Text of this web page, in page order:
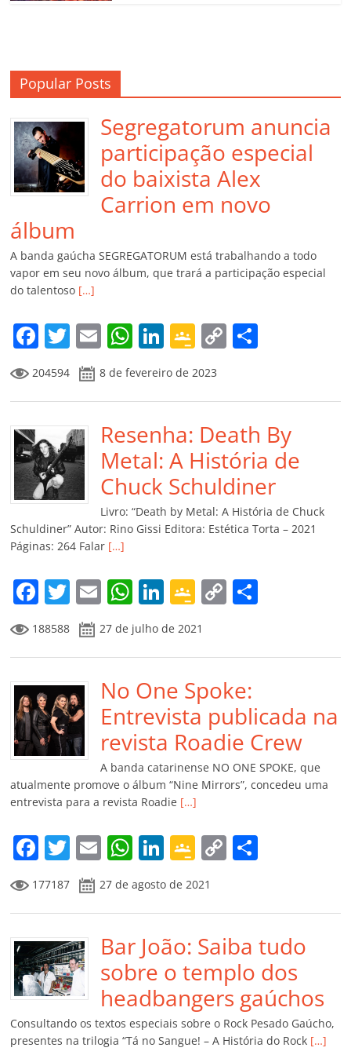
Popular Posts
Segregatorum anuncia
participação especial
do baixista Alex
Carrion em novo
álbum
A banda gaúcha SEGREGATORUM está trabalhando a todo
vapor em seu novo álbum, que trará a participação especial
do talentoso […]
F
a
c
e
b
o
o
k
T
w
itt
er
E
m
ai
l
W
h
at
s
A
p
p
Li
n
k
e
dI
n
G
o
o
gl
e
Cl
a
ss
ro
m
C
o
y
Li
n
k
p
ar
til
h
ar
204594 8 de fevereiro de 2023
Resenha: Death By
Metal: A História de
Chuck Schuldiner
Livro: “Death by Metal: A História de Chuck
Schuldiner” Autor: Rino Gissi Editora: Estética Torta – 2021
Páginas: 264 Falar […]
F
a
c
e
b
o
o
k
T
w
itt
er
E
m
ai
l
W
h
at
s
A
p
p
Li
n
k
e
dI
n
G
o
o
gl
e
Cl
a
ss
ro
o
m
C
o
y
Li
n
k
p
til
h
ar
188588 27 de julho de 2021
No One Spoke:
Entrevista publicada na
revista Roadie Crew
A banda catarinense NO ONE SPOKE, que
atualmente promove o álbum “Nine Mirrors”, concedeu uma
entrevista para a revista Roadie […]
F
a
c
e
b
o
o
k
T
w
itt
er
E
m
ai
l
W
h
at
s
A
p
p
Li
n
k
e
dI
n
G
o
o
gl
e
Cl
a
ss
ro
C
o
y
Li
n
k
p
ar
til
h
ar
177187 27 de agosto de 2021
Bar João: Saiba tudo
sobre o templo dos
headbangers gaúchos
Consultando os textos especiais sobre o Rock Pesado Gaúcho,
presentes na trilogia “Tá no Sangue! – A História do Rock […]